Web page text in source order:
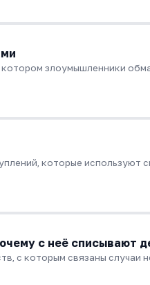
злоумышленники
которые используют
с неё списывают
с которым связаны случаи